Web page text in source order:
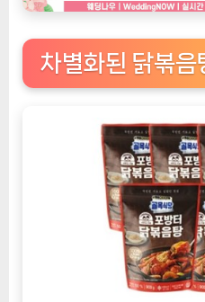
품]
종
차별화된 닭볶음